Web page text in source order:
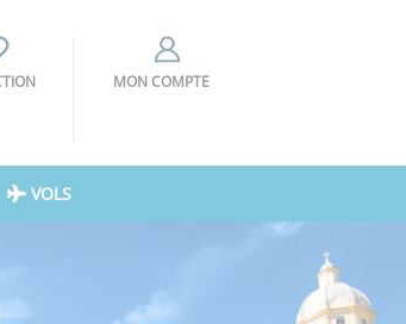
MON COMPTE
VOLS